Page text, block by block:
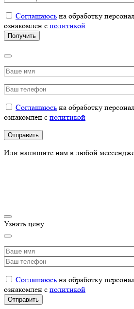
Соглашаюсь на обработку
ознакомлен с политикой
Соглашаюсь на обработку
ознакомлен с политикой
Или напишите нам в любой
Узнать цену
Соглашаюсь на обработку
ознакомлен с политикой